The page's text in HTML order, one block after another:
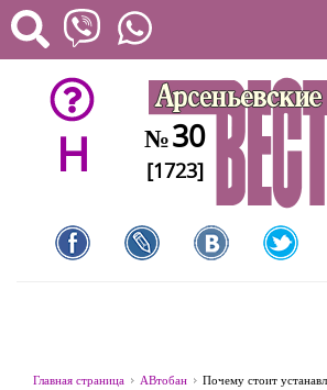
H №30
[1723]
Главная страница АВтобан
Почему стоит